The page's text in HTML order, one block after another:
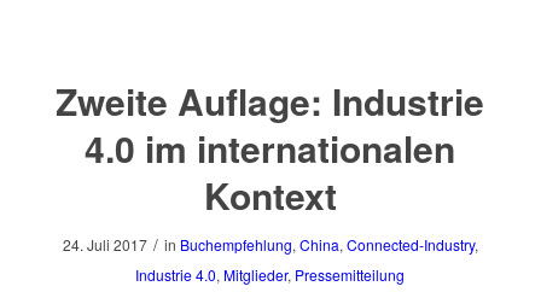
Zweite Auflage: Industrie
4.0 im internationalen
Kontext
24. Juli 2017 / in Buchempfehlung, China, Connected-Industry,
Industrie 4.0, Mitglieder, Pressemitteilung